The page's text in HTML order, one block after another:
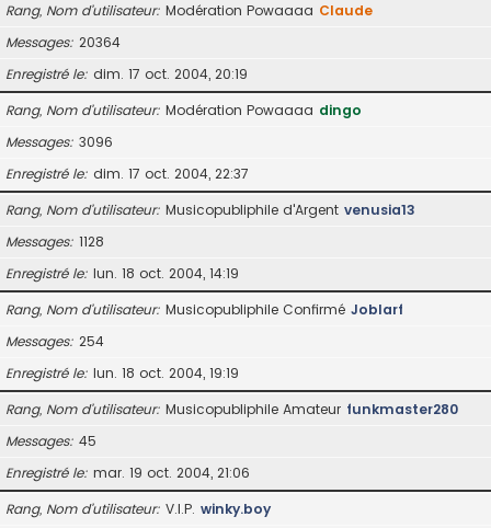
Rang, Nom d’utilisateur Modération Powaaaa Claude
Messages 20364
Enregistré le dim. 17 oct. 2004, 20:19
Rang, Nom d’utilisateur Modération Powaaaa dingo
Messages 3096
Enregistré le dim. 17 oct. 2004, 22:37
Rang, Nom d’utilisateur Musicopubliphile d'Argent venusia13
Messages 1128
Enregistré le lun. 18 oct. 2004, 14:19
Rang, Nom d’utilisateur Musicopubliphile Confirmé Joblarf
Messages 254
Enregistré le lun. 18 oct. 2004, 19:19
Rang, Nom d’utilisateur Musicopubliphile Amateur funkmaster280
Messages 45
Enregistré le mar. 19 oct. 2004, 21:06
Rang, Nom d’utilisateur V.I.P. winky.boy